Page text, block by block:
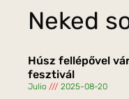
Neked
Húsz fellépővel
fesztivál
Julio 2025-08-20